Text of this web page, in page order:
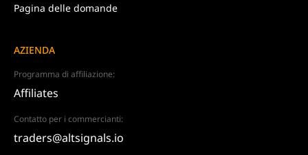
Pagina delle domande
AZIENDA
Programma di affiliazione:
Affiliates
Contatto per i commercianti:
traders@altsignals.io